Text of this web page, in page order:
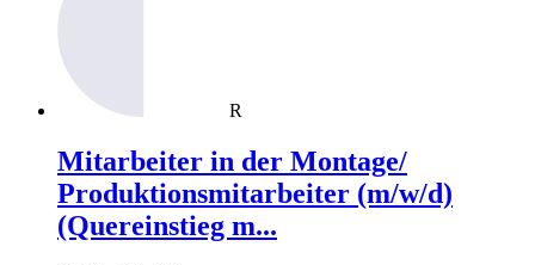
R
Mitarbeiter in der Montage/
Produktionsmitarbeiter (m/w/d)
(Quereinstieg m...